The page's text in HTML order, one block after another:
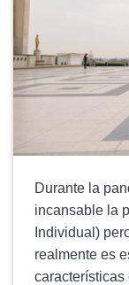
Durante la
incansable la
Individual)
realmente es
características